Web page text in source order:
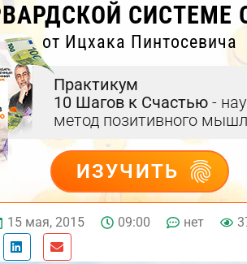
СИСТЕМЕ
от Ицхака Пинтосевича
Практикум
10 Шагов к Счастью -
метод позитивного
ИЗУЧИТЬ
15 мая, 2015 09:00 нет